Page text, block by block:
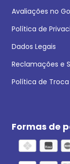
Avaliações no
Política de
Dados Legais
Reclamações e
Política de
Formas de